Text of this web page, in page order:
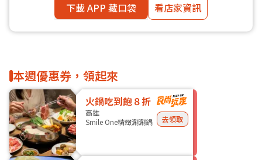
下載 APP 藏口袋
看店家資訊
本週優惠券，領起來
火鍋吃到飽８折
高雄
Smile One精緻涮涮鍋
去領取